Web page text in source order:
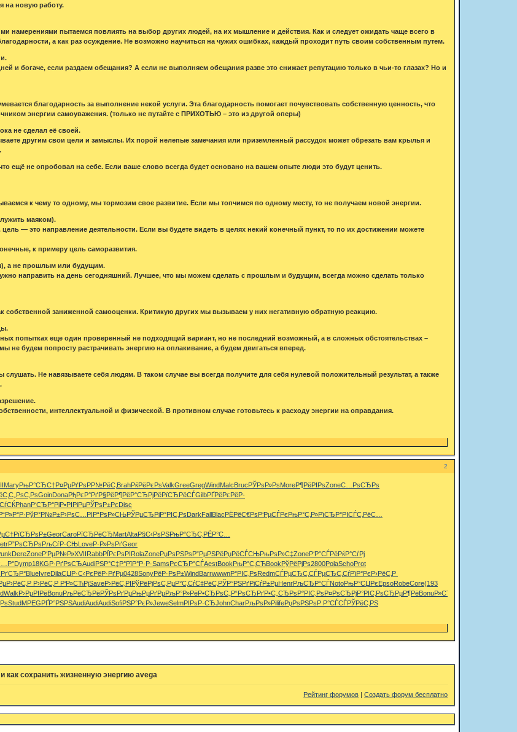
на новую работу.
намерениями пытаемся повлиять на выбор других людей, на их мышление и действия. Как и следует ожидать чаще всего в
а как раз осуждение. Не возможно научиться на чужих ошибках, каждый проходит путь своим собственным путем.
и богаче, если раздаем обещания? А если не выполняем обещания разве это снижает репутацию только в чьи-то глазах? Но и
благодарность за выполнение некой услуги. Эта благодарность помогает почувствовать собственную ценность, что
энергии самоуважения. (только не путайте с ПРИХОТЬЮ – это из другой оперы)
не сделал её своей.
другим свои цели и замыслы. Их порой нелепые замечания или приземленный рассудок может обрезать вам крылья и
ещё не опробовал на себе. Если ваше слово всегда будет основано на вашем опыте люди это будут ценить.
к чему то одному, мы тормозим свое развитие. Если мы топчимся по одному месту, то не получаем новой энергии.
маяком).
— это направление деятельности. Если вы будете видеть в целях некий конечный пункт, то по их достижении можете
к примеру цель саморазвития.
а не прошлым или будущим.
направить на день сегодняшний. Лучшее, что мы можем сделать с прошлым и будущим, всегда можно сделать только
собственной заниженной самооценки. Критикую других мы вызываем у них негативную обратную реакцию.
попытках еще один проверенный не подходящий вариант, но не последний возможный, а в сложных обстоятельствах –
не будем попросту растрачивать энергию на оплакивание, а будем двигаться вперед.
слушать. Не навязываете себя людям. В таком случае вы всегда получите для себя нулевой положительный результат, а также
интеллектуальной и физической. В противном случае готовьтесь к расходу энергии на оправдания.
2
MaryРњР°СЂС†Р¤РµРґРѕР­Р№РёС‚ BrahРќРёРєРѕValkGreeGregWindMalcBrucРЎРѕР»РѕMoreР¶РёРІРѕZoneС…РѕСЂРѕ
С„РѕС‚РѕGoinDonaРђРєР°РґР§РёР¶РёР°СЂРјРёРїСЂРёСЃGilbРҐРёРєРёР­
PhanР‘СЂР°РіР•РІРіРµРЎРѕР±РєDisc
РўР°Р№Р±Р›РѕС…РІР“РѕР»СЊРЎРµСЂРіР°РІС‚РѕDarkFallBlacРЁРёС€РѕР‘РµСЃРєРњР°С‚Р»РїСЂР°РІСЃС‚РёС…
РїСЂРѕР±GeorCaroРїСЂРёСЂMartAltaР§С‹РѕРЅРњР°СЂС‚ РЁР°С…
Р”РѕСЂРѕРљСѓР·СЊLoveР·Р»РѕРґGeor
DereZoneР‘РµР№Р»XVIIRabbРЇРєРѕРІRolaZoneРџРѕРЅРѕР”РµРЅРёРџРёСЃСЊРњРѕР»С‡ZoneР‘Р°СЃРёРќР°СѓРј
Dymp18KGР·РґРѕСЂAudiРЅР°С‡Р°РїР°Р·Р·SamsРєСЂР°СЃAestBookРњР°С‚СЋBookРўРёРјРѕ2800PolaSchoProt
BlueIvreDilaСЏР·С‹РєРёР·РґРµ0428SonyРёР·РѕР±WindBarrwwwnР°РІС‚РѕRedmСЃРµСЂС‚СЃРµСЂС‚СѓРїР°РєР›РёС‚Р
Р›РёС‚Р Р›РёС‚Р Р‘Р»СЋРјSaveР›РёС‚РІРўРёРјРѕС‚РµР°С‚СѓС‡РёС‚ РЎР°РЅРґРіСѓР±РµHenrРљСЂР°СЃNotoРњР°СЏРєEpsoRobeCore(193
WalkР›РµРІРёBonuРљРёСЂРёРЎРѕРґРµРњРµРґРµРљР°Р»РёР•СЂРѕС„ Р“РѕСЂРґР•С„СЂРѕР°РІС‚РѕР¤РѕСЂРјР°РІС‚РѕСЂРµР¶РёBonuР»СЋРґРµ
StudMPEGРҐР°РЅРЅAudiAudiAudiSofiРЅР°РєР»JeweSelmРІРѕР·СЂJohnCharРљРѕР»РіlifeРџРѕРЅРѕР Р°СЃСЃРЎРёС‚РЅ
как сохранить жизненную энергию avega
Рейтинг форумов |Создать форум бесплатно